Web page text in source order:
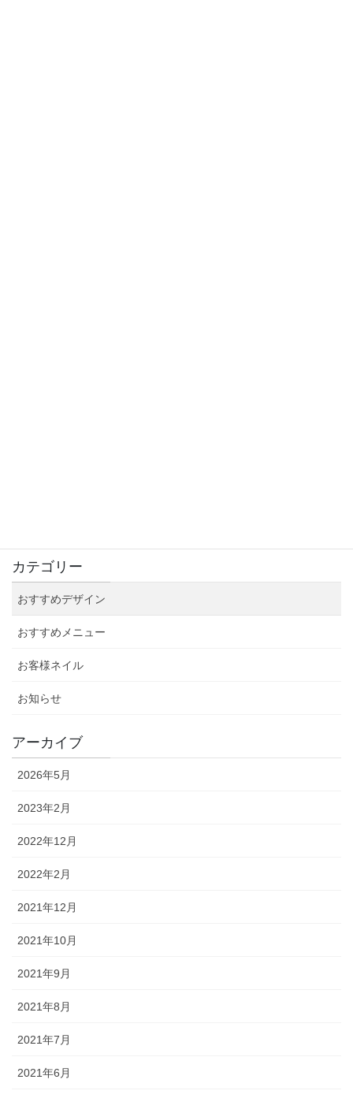
カテゴリー
おすすめデザイン
おすすめメニュー
お客様ネイル
お知らせ
アーカイブ
2026年5月
2023年2月
2022年12月
2022年2月
2021年12月
2021年10月
2021年9月
2021年8月
2021年7月
2021年6月